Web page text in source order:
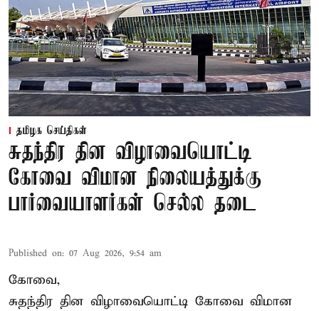
தமிழக செய்திகள்
சுதந்திர தின விழாவையொட்டி
கோவை விமான நிலையத்துக்கு
பார்வையாளர்கள் செல்ல தடை
Published on: 07 Aug 2026, 9:54 am
கோவை,
சுதந்திர தின விழாவையொட்டி கோவை விமான